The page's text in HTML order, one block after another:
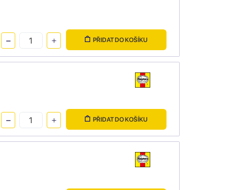
PŘIDAT DO KOŠÍKU
PŘIDAT DO KOŠÍKU